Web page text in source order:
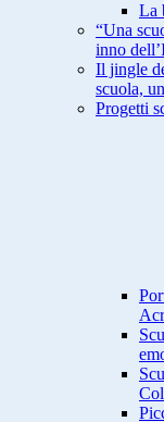
La
“Una
inno
Il jingle
scuola,
Progetti